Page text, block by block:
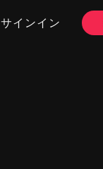
サインイン